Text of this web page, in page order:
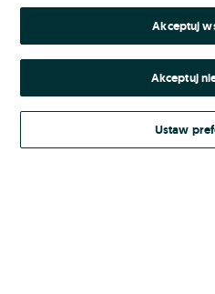
Nie pamiętasz hasła?
Kontynuując za pośrednictwem
Regulamin serwisu
Akceptuj
Akceptuj
Ustaw